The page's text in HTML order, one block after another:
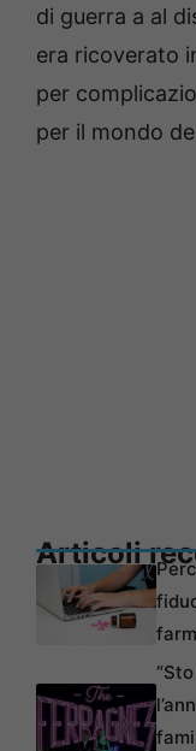
di guerra a al
era ricoverato
per
per il mondo
Articoli